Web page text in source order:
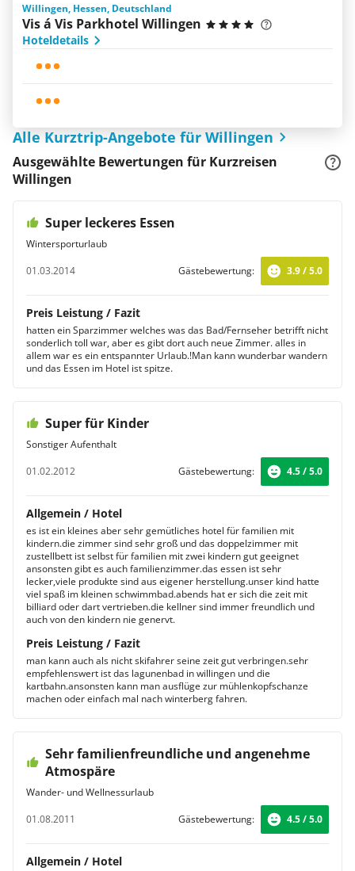
Willingen, Hessen, Deutschland
Vis á Vis Parkhotel Willingen
Hoteldetails
Alle Kurztrip-Angebote für Willingen
Ausgewählte Bewertungen für Kurzreisen
Willingen
Super leckeres Essen
Wintersporturlaub
01.03.2014
Gästebewertung: 3.9 / 5.0
Preis Leistung / Fazit
hatten ein Sparzimmer welches was das Bad/Fernseher betrifft nicht
sonderlich toll war, aber es gibt dort auch neue Zimmer. alles in
allem war es ein entspannter Urlaub.!Man kann wunderbar wandern
und das Essen im Hotel ist spitze.
Super für Kinder
Sonstiger Aufenthalt
01.02.2012
Gästebewertung: 4.5 / 5.0
Allgemein / Hotel
es ist ein kleines aber sehr gemütliches hotel für familien mit
kindern.die zimmer sind sehr groß und das doppelzimmer mit
zustellbett ist selbst für familien mit zwei kindern gut geeignet
ansonsten gibt es auch familienzimmer.das essen ist sehr
lecker,viele produkte sind aus eigener herstellung.unser kind hatte
viel spaß im kleinen schwimmbad.abends hat er sich die zeit mit
billiard oder dart vertrieben.die kellner sind immer freundlich und
auch von den kindern nie genervt.
Preis Leistung / Fazit
man kann auch als nicht skifahrer seine zeit gut verbringen.sehr
empfehlenswert ist das lagunenbad in willingen und die
kartbahn.ansonsten kann man ausflüge zur mühlenkopfschanze
machen oder einfach mal nach winterberg fahren.
Sehr familienfreundliche und angenehme
Atmospäre
Wander- und Wellnessurlaub
01.08.2011
Gästebewertung: 4.5 / 5.0
Allgemein / Hotel